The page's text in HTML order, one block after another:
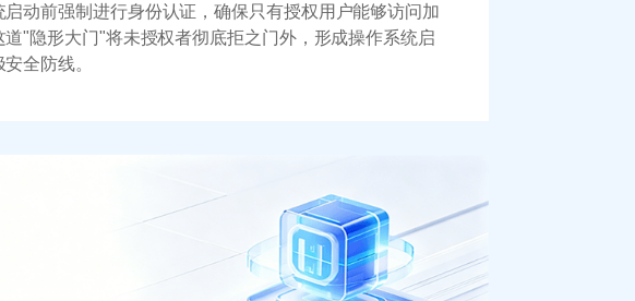
启动前强制进行身份认证，确保只有授权用户能够访问加
道"隐形大门"将未授权者彻底拒之门外，形成操作系统启
全防线。